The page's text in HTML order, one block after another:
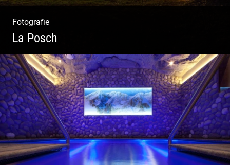
Fotografie
La Posch
Kuschelige Chalets | Traumhaftes Tirol |
Luxuriöse Auszeit | Alpiner Lifestyle